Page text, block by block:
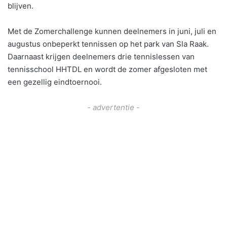
blijven.
Met de Zomerchallenge kunnen deelnemers in juni, juli en
augustus onbeperkt tennissen op het park van Sla Raak.
Daarnaast krijgen deelnemers drie tennislessen van
tennisschool HHTDL en wordt de zomer afgesloten met
een gezellig eindtoernooi.
- advertentie -